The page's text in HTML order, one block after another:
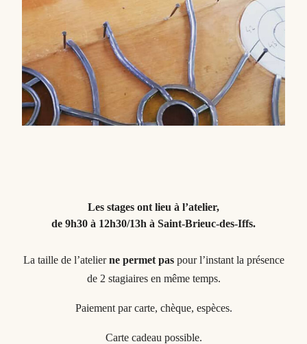
Les stages ont lieu à l’atelier,
de 9h30 à 12h30/13h à Saint-Brieuc-des-Iffs.
La taille de l’atelierne permet paspour l’instant la présence
de 2 stagiaires en même temps.
Paiement par carte, chèque, espèces.
Carte cadeau possible.